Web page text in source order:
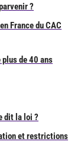
?
France du CAC
de 40 ans
dit la loi ?
et restrictions